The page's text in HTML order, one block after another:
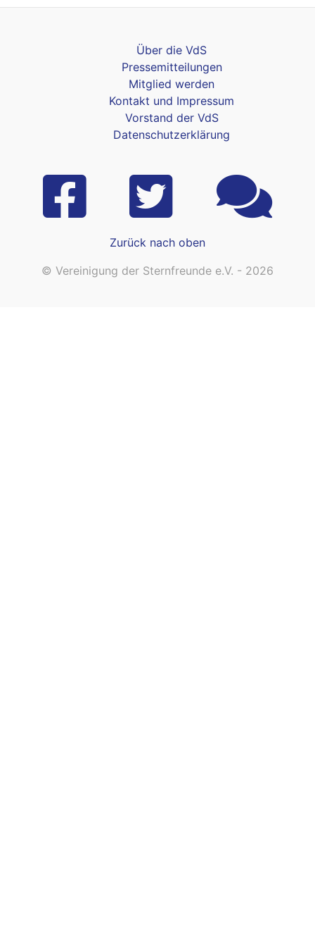
Über die VdS
Pressemitteilungen
Mitglied werden
Kontakt und Impressum
Vorstand der VdS
Datenschutzerklärung
Zurück nach oben
© Vereinigung der Sternfreunde e.V. - 2026